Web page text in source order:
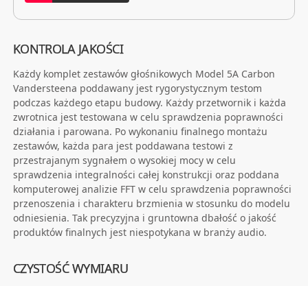
KONTROLA JAKOŚCI
Każdy komplet zestawów głośnikowych Model 5A Carbon
Vandersteena poddawany jest rygorystycznym testom
podczas każdego etapu budowy. Każdy przetwornik i każda
zwrotnica jest testowana w celu sprawdzenia poprawności
działania i parowana. Po wykonaniu finalnego montażu
zestawów, każda para jest poddawana testowi z
przestrajanym sygnałem o wysokiej mocy w celu
sprawdzenia integralności całej konstrukcji oraz poddana
komputerowej analizie FFT w celu sprawdzenia poprawności
przenoszenia i charakteru brzmienia w stosunku do modelu
odniesienia. Tak precyzyjna i gruntowna dbałość o jakość
produktów finalnych jest niespotykana w branży audio.
CZYSTOŚĆ WYMIARU